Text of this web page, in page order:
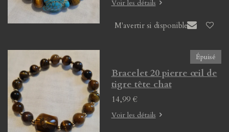
Voir les détails
M'avertir si disponible
Épuisé
Bracelet 20 pierre œil de
tigre tête chat
14,99 €
Voir les détails